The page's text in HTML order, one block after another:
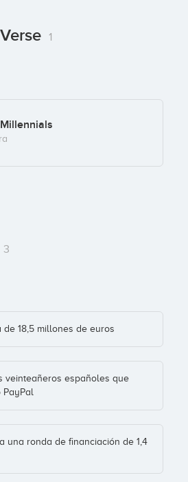
1
3
18,5 millones de euros
veinteañeros españoles que
una ronda de financiación de 1,4